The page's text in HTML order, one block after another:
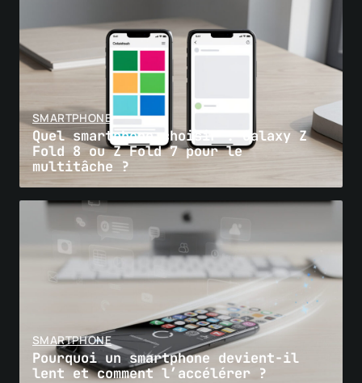
SMARTPHONE
Quel smartphone choisir : Galaxy Z
Fold 8 ou Z Fold 7 pour le
multitâche ?
SMARTPHONE
Pourquoi un smartphone devient-il
lent et comment l’accélérer ?